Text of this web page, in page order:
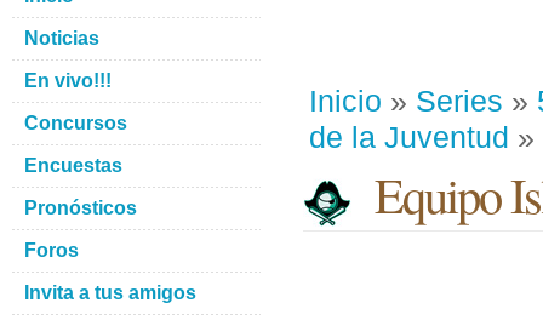
Inicio » Series »
de la Juventud »
Equipo
Noticias
En vivo!!!
Concursos
Encuestas
Pronósticos
Foros
Invita a tus amigos